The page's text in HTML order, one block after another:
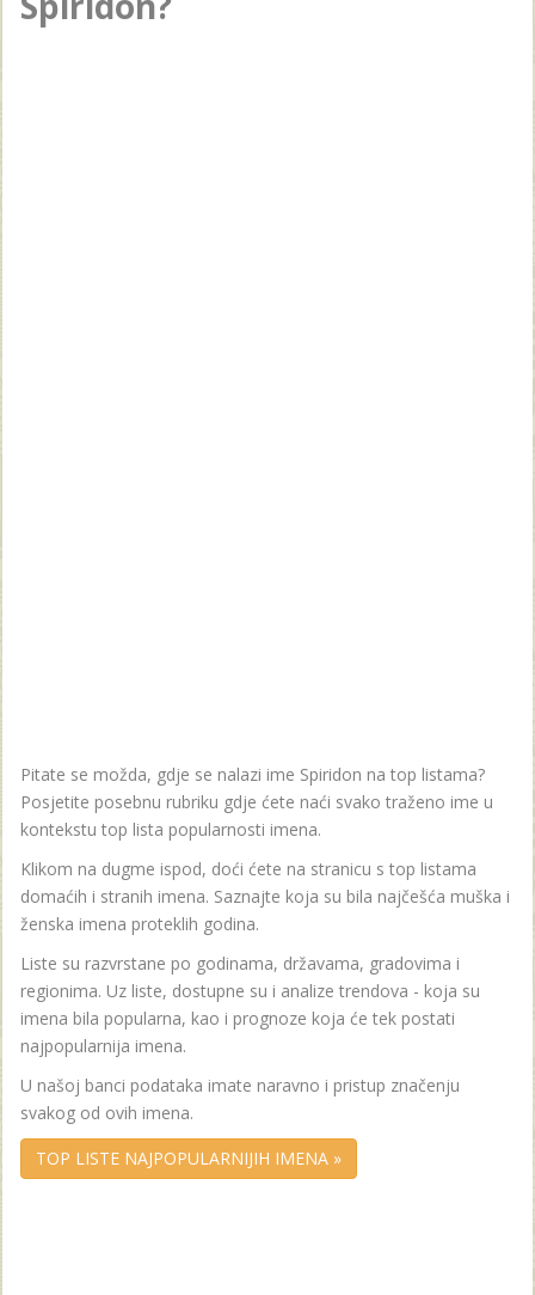
Pitate se možda, gdje se nalazi ime Spiridon na top listama?
Posjetite posebnu rubriku gdje ćete naći svako traženo ime u
kontekstu top lista popularnosti imena.
Klikom na dugme ispod, doći ćete na stranicu s top listama
domaćih i stranih imena. Saznajte koja su bila najčešća muška i
ženska imena proteklih godina.
Liste su razvrstane po godinama, državama, gradovima i
regionima. Uz liste, dostupne su i analize trendova - koja su
imena bila popularna, kao i prognoze koja će tek postati
najpopularnija imena.
U našoj banci podataka imate naravno i pristup značenju
svakog od ovih imena.
TOP LISTE NAJPOPULARNIJIH IMENA »